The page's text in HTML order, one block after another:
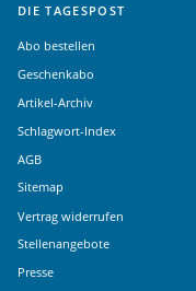
DIE TAGESPOST
Abo bestellen
Geschenkabo
Artikel-Archiv
Schlagwort-Index
AGB
Sitemap
Vertrag widerrufen
Stellenangebote
Presse